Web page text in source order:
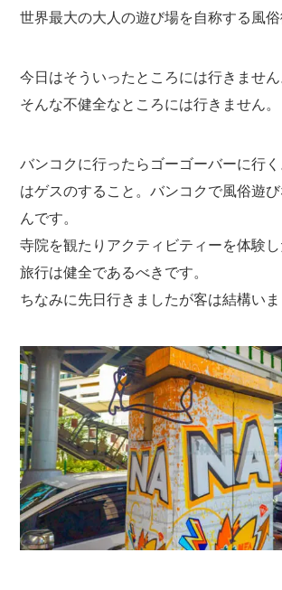
世界最大の大人の遊び場を自称する風俗
今日はそういったところには行きません
そんな不健全なところには行きません。
バンコクに行ったらゴーゴーバーに行
はゲスのすること。バンコクで風俗遊
んです。
寺院を観たりアクティビティーを体験
旅行は健全であるべきです。
ちなみに先日行きましたが客は結構いま